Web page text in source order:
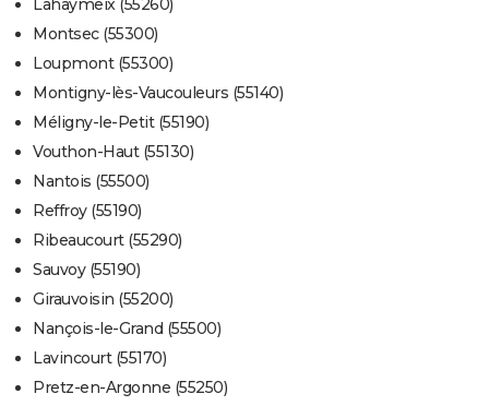
Lahaymeix (55260)
Montsec (55300)
Loupmont (55300)
Montigny-lès-Vaucouleurs (55140)
Méligny-le-Petit (55190)
Vouthon-Haut (55130)
Nantois (55500)
Reffroy (55190)
Ribeaucourt (55290)
Sauvoy (55190)
Girauvoisin (55200)
Nançois-le-Grand (55500)
Lavincourt (55170)
Pretz-en-Argonne (55250)